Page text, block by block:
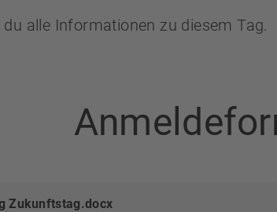
alle Informationen zu diesem Tag.
Zukunftstag.docx